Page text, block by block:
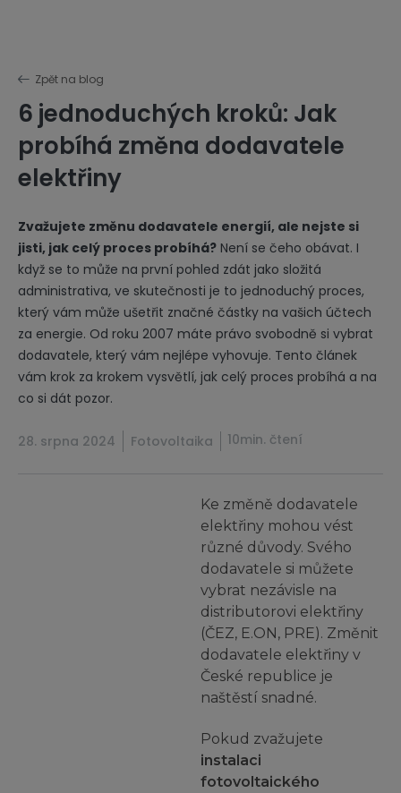
Zpět na blog
6 jednoduchých kroků: Jak
probíhá změna dodavatele
elektřiny
Zvažujete změnu dodavatele energií, ale nejste si
jisti, jak celý proces probíhá? Není se čeho obávat. I
když se to může na první pohled zdát jako složitá
administrativa, ve skutečnosti je to jednoduchý proces,
který vám může ušetřit značné částky na vašich účtech
za energie. Od roku 2007 máte právo svobodně si vybrat
dodavatele, který vám nejlépe vyhovuje. Tento článek
vám krok za krokem vysvětlí, jak celý proces probíhá a na
co si dát pozor.
28. srpna 2024 Fotovoltaika 10min. čtení
Ke změně dodavatele
elektřiny mohou vést
různé důvody. Svého
dodavatele si můžete
vybrat nezávisle na
distributorovi elektřiny
(ČEZ, E.ON, PRE). Změnit
dodavatele elektřiny v
České republice je
naštěstí snadné.
Pokud zvažujete
instalaci
fotovoltaického